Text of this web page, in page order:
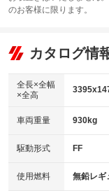
：装備なし
リフトアップ
：装備なし
：装備なし
パワーウィンドウ
アイドリングストップ
：装備あり
USB入力端子
：装備あり
100V電源
：装備なし
TV
：装備なし
ビジュアル
：装備なし
：装備なし
革シート
キーレス
HID(キセノンライト)
：装備なし
バックカメラ
：装備あり
のお客様に限ります。
カタログ情
全長×全幅
×全高
車両重量 930kg
駆動形式 FF
使用燃料 無鉛レギ